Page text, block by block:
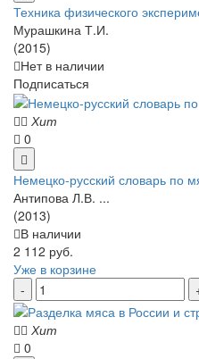
Техника физического
Мурашкина Т.И.
(2015)
Нет в наличии
Подписаться
Хит
0
Немецко-русский словарь по
Антипова Л.В. ...
(2013)
В наличии
2 112 руб.
Уже в корзине
Хит
0